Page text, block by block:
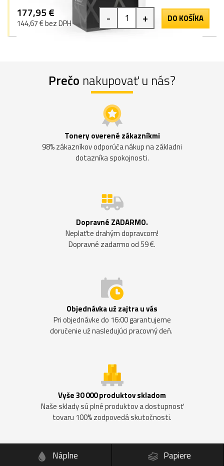
177,95 €
144,67 € bez DPH - + DO KOŠÍKA
Prečo nakupovať u nás?
Tonery overené zákazníkmi
98% zákazníkov odporúča nákup na základni
dotazníka spokojnosti.
Dopravné ZADARMO.
Neplaťte drahým dopravcom!
Dopravné zadarmo od 59 €.
Objednávka už zajtra u vás
Pri objednávke do 16:00 garantujeme
doručenie už nasledujúci pracovný deň.
Vyše 30 000 produktov skladom
Naše sklady sú plné produktov a dostupnosť
tovaru 100% zodpovedá skutočnosti.
Náplne
Papiere